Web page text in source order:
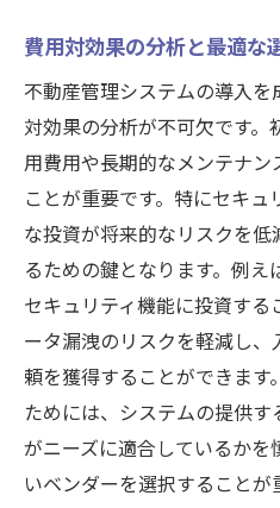
費用対効果の分析と最適な
不動産管理システムの導入
対効果の分析が不可欠です。
用費用や長期的なメンテナ
ことが重要です。特にセキュ
な投資が将来的なリスクを
るための鍵となります。例え
セキュリティ機能に投資す
ータ漏洩のリスクを軽減し
頼を獲得することができます
ためには、システムの提供
がニーズに適合しているかを
いベンダーを選択することが